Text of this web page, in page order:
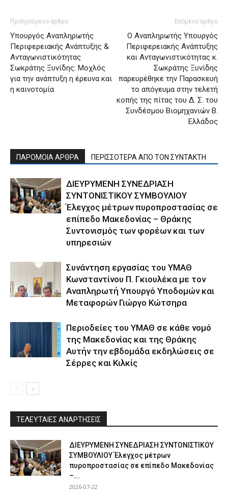
Προηγούμενο άρθρο
Υπουργός Αναπληρωτής
Περιφερειακής Ανάπτυξης &
Ανταγωνιστικότητας
Σωκράτης Ξυνίδης: Μοχλός
για την ανάπτυξη η έρευνα και
η καινοτομία
Επόμενο άρθρο
O Αναπληρωτής Υπουργός
Περιφερειακής Ανάπτυξης
και Ανταγωνιστικότητας κ.
Σωκράτης Ξυνίδης
παρευρέθηκε την Παρασκευή
το απόγευμα στην τελετή
κοπής της πίτας του Δ. Σ. του
Συνδέσμου Βιομηχανιών Β.
Ελλάδος
ΠΑΡΟΜΟΙΑ ΑΡΘΡΑ ΠΕΡΙΣΣΟΤΕΡΑ ΑΠΟ ΤΟΝ ΣΥΝΤΑΚΤΗ
ΔΙΕΥΡΥΜΕΝΗ ΣΥΝΕΔΡΙΑΣΗ
ΣΥΝΤΟΝΙΣΤΙΚΟΥ ΣΥΜΒΟΥΛΙΟΥ
Έλεγχος μέτρων πυροπροστασίας σε
επίπεδο Μακεδονίας – Θράκης
Συντονισμός των φορέων και των
υπηρεσιών
Συνάντηση εργασίας του ΥΜΑΘ
Κωνσταντίνου Π. Γκιουλέκα με τον
Αναπληρωτή Υπουργό Υποδομών και
Μεταφορών Γιώργο Κώτσηρα
Περιοδείες του ΥΜΑΘ σε κάθε νομό
της Μακεδονίας και της Θράκης
Αυτήν την εβδομάδα εκδηλώσεις σε
Σέρρες και Κιλκίς
ΤΕΛΕΥΤΑΙΕΣ ΑΝΑΡΤΗΣΕΙΣ
ΔΙΕΥΡΥΜΕΝΗ ΣΥΝΕΔΡΙΑΣΗ ΣΥΝΤΟΝΙΣΤΙΚΟΥ
ΣΥΜΒΟΥΛΙΟΥ Έλεγχος μέτρων
πυροπροστασίας σε επίπεδο Μακεδονίας
–...
2026-07-22